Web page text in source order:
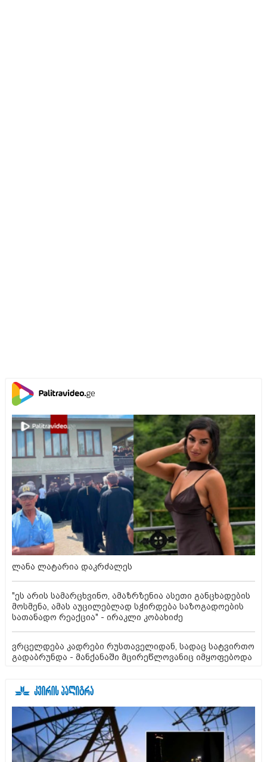
ლანა ლატარია დაკრძალეს
"ეს არის სამარცხვინო, ამაზრზენია ასეთი განცხადების
მოსმენა, ამას აუცილებლად სჭირდება საზოგადოების
სათანადო რეაქცია" - ირაკლი კობახიძე
ვრცელდება კადრები რუსთაველიდან, სადაც სატვირთო
გადაბრუნდა - მანქანაში მცირეწლოვანიც იმყოფებოდა